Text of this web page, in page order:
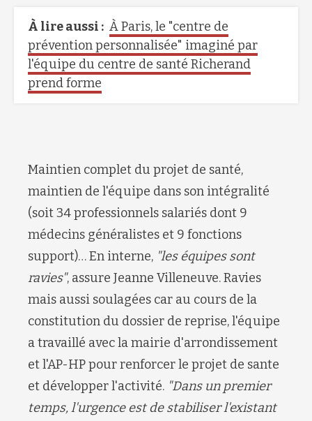
À lire aussi : À Paris, le "centre de
prévention personnalisée" imaginé par
l'équipe du centre de santé Richerand
prend forme
Maintien complet du projet de santé,
maintien de l'équipe dans son intégralité
(soit34professionnels salariés dont 9
médecins généralistes et 9 fonctions
support)…En interne, "les équipes sont
ravies", assure Jeanne Villeneuve.Ravies
mais aussi soulagées car au cours de la
constitution du dossier de reprise,l'équipe
atravaillé avec lamairie d'arrondissement
etl'AP-HPpour renforcer le projet de sante
et développerl'activité. "Dans un premier
temps, l'urgence est de stabiliser l'existant